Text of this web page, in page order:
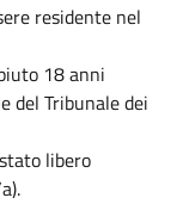
residente nel
18 anni
del Tribunale dei
libero